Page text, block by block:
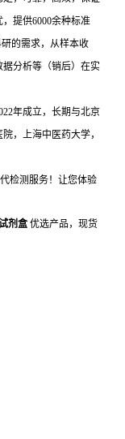
提供6000余种标准
的需求，从样本收
分析等（销后）在实
年成立，长期与北京
，上海中医药大学，
检测服务！让您体验
剂盒 优选产品，现货